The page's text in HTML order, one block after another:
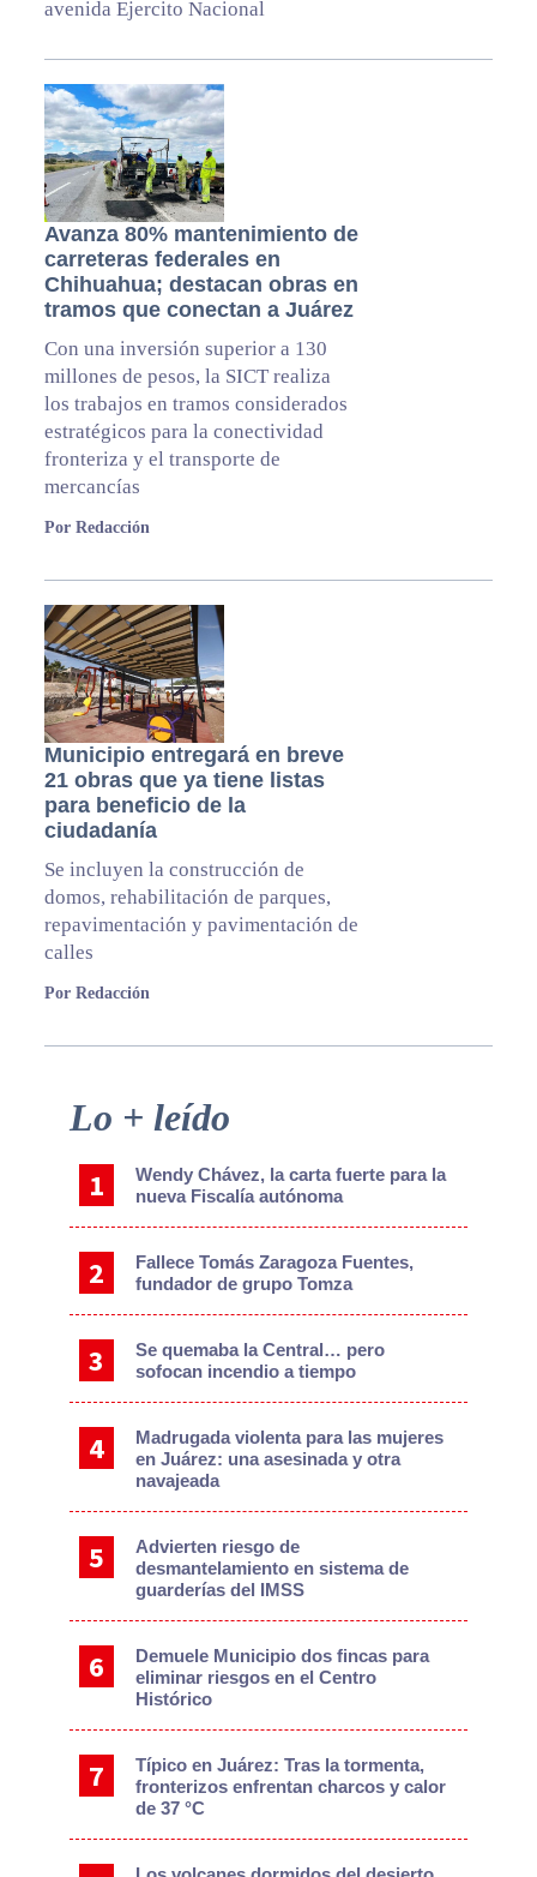
avenida Ejercito Nacional
Avanza 80% mantenimiento de
carreteras federales en
Chihuahua; destacan obras en
tramos que conectan a Juárez
Con una inversión superior a 130
millones de pesos, la SICT realiza
los trabajos en tramos considerados
estratégicos para la conectividad
fronteriza y el transporte de
mercancías
Por Redacción
Municipio entregará en breve
21 obras que ya tiene listas
para beneficio de la
ciudadanía
Se incluyen la construcción de
domos, rehabilitación de parques,
repavimentación y pavimentación de
calles
Por Redacción
Primary
Lo + leído
Wendy Chávez, la carta fuerte para la
nueva Fiscalía autónoma
Fallece Tomás Zaragoza Fuentes,
fundador de grupo Tomza
Se quemaba la Central… pero
sofocan incendio a tiempo
Madrugada violenta para las mujeres
en Juárez: una asesinada y otra
navajeada
Advierten riesgo de
desmantelamiento en sistema de
guarderías del IMSS
Demuele Municipio dos fincas para
eliminar riesgos en el Centro
Histórico
Típico en Juárez: Tras la tormenta,
fronterizos enfrentan charcos y calor
de 37 °C